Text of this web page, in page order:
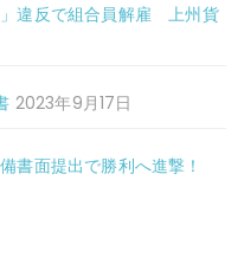
違反で組合員解雇 上州貨
2023年9月17日
書面提出で勝利へ進撃！